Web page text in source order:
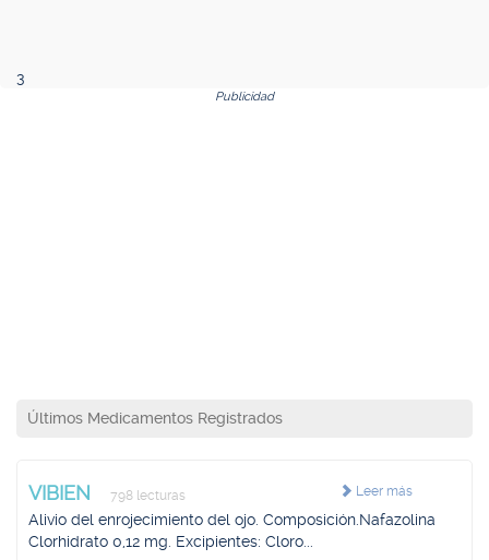
3
Publicidad
Últimos Medicamentos Registrados
Leer más
VIBIEN 798 lecturas
Alivio del enrojecimiento del ojo. Composición.Nafazolina
Clorhidrato 0,12 mg. Excipientes: Cloro...